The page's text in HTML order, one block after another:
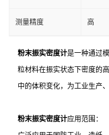
测量精度 高
粉末振实密度计是一种通过
粒材料在振实状态下密度的
中的体积变化，为工业生产
粉末振实密度计应用范围：